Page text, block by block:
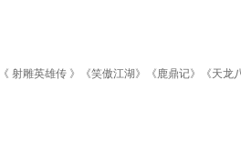
雕英雄传 》《笑傲江湖》《鹿鼎记》《天